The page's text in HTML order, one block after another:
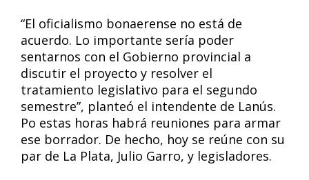
“El oficialismo bonaerense no está de
acuerdo. Lo importante sería poder
sentarnos con el Gobierno provincial a
discutir el proyecto y resolver el
tratamiento legislativo para el segundo
semestre”, planteó el intendente de Lanús.
Po estas horas habrá reuniones para armar
ese borrador. De hecho, hoy se reúne con su
par de La Plata, Julio Garro, y legisladores.